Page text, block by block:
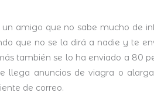
un amigo que no sabe mucho de
que no se la dirá a nadie y te
también se lo ha enviado a 80
llega anuncios de viagra o
de correo.